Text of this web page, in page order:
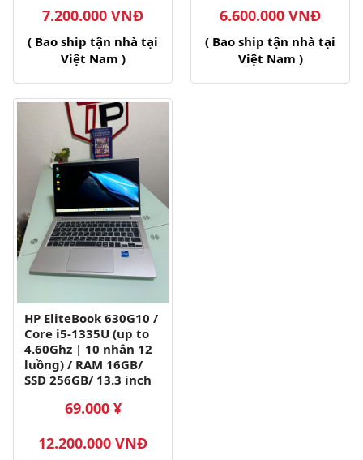
7.200.000 VNĐ
( Bao ship tận nhà tại
Việt Nam )
6.600.000 VNĐ
( Bao ship tận nhà tại
Việt Nam )
HP EliteBook 630G10 /
Core i5-1335U (up to
4.60Ghz | 10 nhân 12
luồng) / RAM 16GB/
SSD 256GB/ 13.3 inch
69.000 ¥
12.200.000 VNĐ